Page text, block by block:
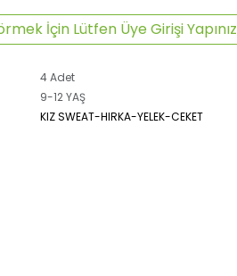
İçin Lütfen Üye Girişi Yapınız
4 Adet
9-12 YAŞ
KIZ SWEAT-HIRKA-YELEK-CEKET